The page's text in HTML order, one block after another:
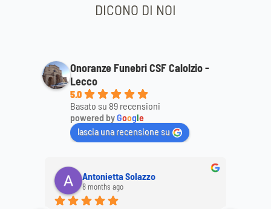
DICONO DI NOI
Onoranze Funebri CSF Calolzio -
Lecco
5.0
Basato su 89 recensioni
powered byGoogle
lascia una recensione su
Antonietta Solazzo
8 months ago